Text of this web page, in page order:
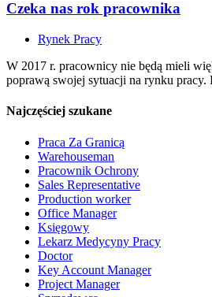
Czeka nas rok pracownika
Rynek Pracy
W 2017 r. pracownicy nie będą mieli
poprawą swojej sytuacji na rynku pracy.
Najczęściej szukane
Praca Za Granicą
Warehouseman
Pracownik Ochrony
Sales Representative
Production worker
Office Manager
Księgowy
Lekarz Medycyny Pracy
Doctor
Key Account Manager
Project Manager